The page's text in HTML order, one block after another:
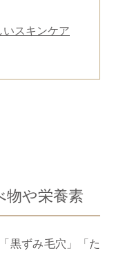
スキンケア
物や栄養素
黒ずみ毛穴」「た